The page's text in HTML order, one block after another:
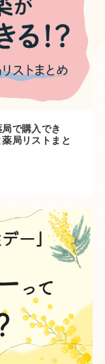
で購入でき
局リストまと